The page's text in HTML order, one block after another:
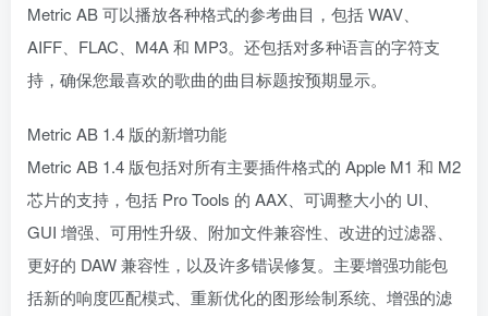
Metric AB 可以播放各种格式的参考曲目，包括 WAV、
AIFF、FLAC、M4A 和 MP3。还包括对多种语言的字符支
持，确保您最喜欢的歌曲的曲目标题按预期显示。
Metric AB 1.4 版的新增功能
Metric AB 1.4 版包括对所有主要插件格式的 Apple M1 和 M2
芯片的支持，包括 Pro Tools 的 AAX、可调整大小的 UI、
GUI 增强、可用性升级、附加文件兼容性、改进的过滤器、
更好的 DAW 兼容性，以及许多错误修复。主要增强功能包
括新的响度匹配模式、重新优化的图形绘制系统、增强的滤